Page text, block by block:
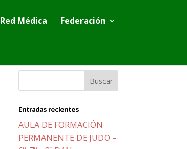
Red Médica Federación
Entradas recientes
AULA DE FORMACIÓN
PERMANENTE DE JUDO –